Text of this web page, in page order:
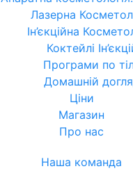
Лазерна
Ін’єкційна
Коктейлі
Програми по
Домашній
Ціни
Магазин
Про нас
Наша команда